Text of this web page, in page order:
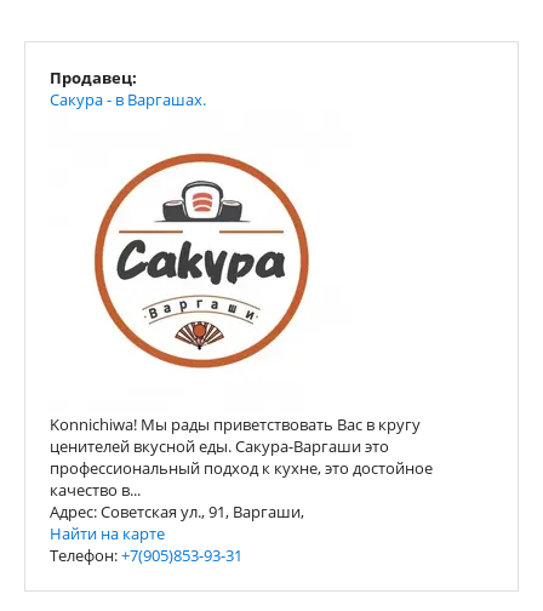
Продавец:
Сакура - в Варгашах.
Konnichiwa! Мы рады приветствовать Вас в кругу
ценителей вкусной еды. Сакура-Варгаши это
профессиональный подход к кухне, это достойное
качество в...
Адрес: Советская ул., 91, Варгаши,
Найти на карте
Телефон:+7(905)853-93-31